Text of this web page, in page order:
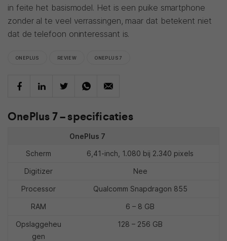
in feite het basismodel. Het is een puike smartphone
zonder al te veel verrassingen, maar dat betekent niet
dat de telefoon oninteressant is.
ONEPLUS REVIEW ONEPLUS 7
OnePlus 7 – specificaties
OnePlus 7
Scherm
6,41-inch, 1.080 bij 2.340 pixels
Digitizer Nee
Processor Qualcomm Snapdragon 855
RAM 6 – 8 GB
Opslaggeheu
gen
128 – 256 GB